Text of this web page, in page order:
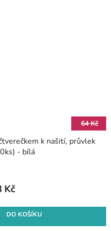
64 Kč
k našití, průvlek
- bílá
Kč
DO KOŠÍKU